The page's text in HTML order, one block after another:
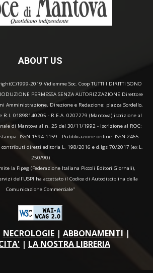
ABOUT US
2019 Vidiemme Soc. Coop TUTTI I DIRITTI SONO
PERMESSA SENZA AUTORIZZAZIONE Direttore
Amministrazione, Direzione e Redazione: piazza Sordello,
R.I. 01898140205 - R.E.A. 0207279 (Mantova) iscrizione al
di Mantova al n. 25 del 30/11/1992 - iscrizione al ROC:
ISSN 1594-1159 - Pubblicazione online: ISSN 2465-
contributi diretti editoria L. 198/2016 e d.lgs 70/2017 (ex L.
250/90)
la Fipeg (Federazione Italiana Piccoli Editori Giornali),
dell'USPI ha accettato il Codice di Autodisciplina della
Comunicazione Commerciale"
NECROLOGIE| ABBONAMENTI |
| LA NOSTRA LIBRERIA